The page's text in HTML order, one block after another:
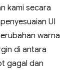
kami secara
UI
warna
di antara
gagal dan